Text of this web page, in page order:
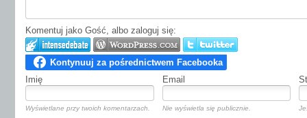
Komentuj jako Gość, albo zaloguj się:
Imię Email
Wyświetlane przy twoich komentarzach. Nie wyświetla się publicznie.